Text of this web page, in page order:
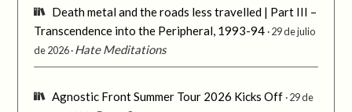
Death metal and the roads less travelled | Part III –
Transcendence into the Peripheral, 1993-94 29 de julio
de 2026 Hate Meditations
Agnostic Front Summer Tour 2026 Kicks Off 29 de